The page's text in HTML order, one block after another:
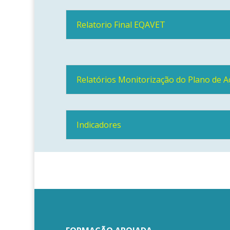
Relatorio Final EQAVET
Relatórios Monitorização do Plano de
Indicadores